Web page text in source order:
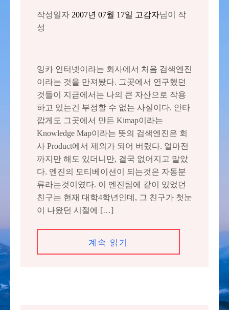
작성일자 2007년 07월 17일 고감자님이 작
성
잉카 인터넷이라는 회사에서 처음 검색엔진
이라는 것을 만져봤다. 그곳에서 연구했던
것들이 지금에서는 나의 큰 자산으로 작용
하고 있는건 부정할 수 없는 사실이다. 안타
깝게도 그곳에서 만든 Kimap이라는
Knowledge Map이라는 뜻의 검색엔진은 회
사 Product에서 제외가 되어 버렸다. 얼마전
까지만 해도 있더니만, 결국 없어지고 말았
다. 엔진의 모티베이션이 되는것은 자동분
류라는것이였다. 이 엔진팀에 같이 있었던
친구는 현재 대학4학년인데, 그 친구가 첫눈
이 나왔던 시절에 […]
계속 읽기